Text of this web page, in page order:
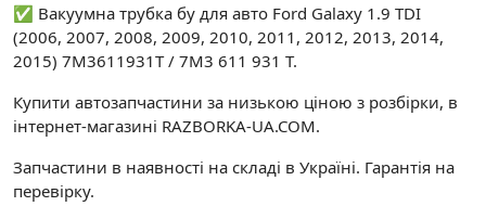
✅ Вакуумна трубка бу для авто Ford Galaxy 1.9 TDI
(2006, 2007, 2008, 2009, 2010, 2011, 2012, 2013, 2014,
2015) 7M3611931T / 7M3 611 931 T.
Купити автозапчастини за низькою ціною з розбірки, в
інтернет-магазині RAZBORKA-UA.COM.
Запчастини в наявності на складі в Україні. Гарантія на
перевірку.